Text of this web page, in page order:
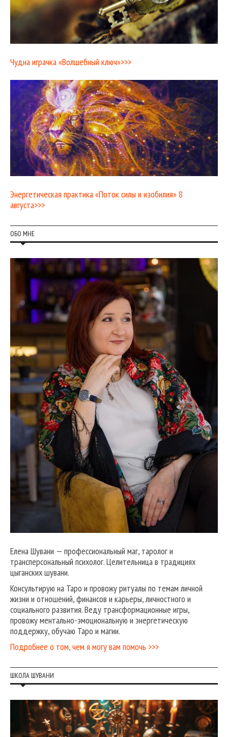
Чудна играчка «Волшебный ключ»>>>
Энергетическая практика «Поток силы и изобилия» 8
августа>>>
ОБО МНЕ
Елена Шувани — профессиональный маг, таролог и
трансперсональный психолог. Целительница в традициях
цыганских шувани.
Консультирую на Таро и провожу ритуалы по темам личной
жизни и отношений, финансов и карьеры, личностного и
социального развития. Веду трансформационные игры,
провожу ментально-эмоциональную и энергетическую
поддержку, обучаю Таро и магии.
Подробнее о том, чем я могу вам помочь >>>
ШКОЛА ШУВАНИ